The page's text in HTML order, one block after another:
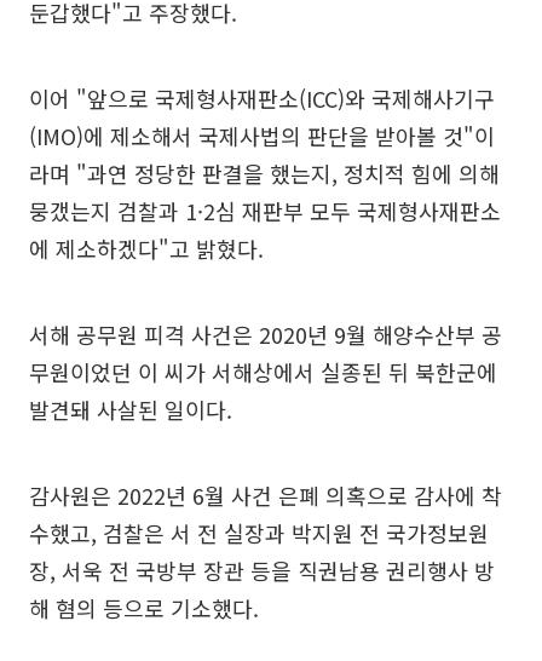
둔갑했다"고 주장했다.
이어 "앞으로 국제형사재판소(ICC)와 국제해사기구
(IMO)에 제소해서 국제사법의 판단을 받아볼 것"이
라며 "과연 정당한 판결을 했는지, 정치적 힘에 의해
뭉갰는지 검찰과 1·2심 재판부 모두 국제형사재판소
에 제소하겠다"고 밝혔다.
서해 공무원 피격 사건은 2020년 9월 해양수산부 공
무원이었던 이 씨가 서해상에서 실종된 뒤 북한군에
발견돼 사살된 일이다.
감사원은 2022년 6월 사건 은폐 의혹으로 감사에 착
수했고, 검찰은 서 전 실장과 박지원 전 국가정보원
장, 서욱 전 국방부 장관 등을 직권남용 권리행사 방
해 혐의 등으로 기소했다.